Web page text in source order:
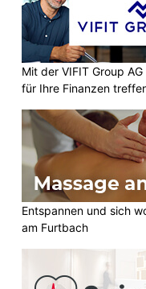
Mit der VIFIT Group
für Ihre Finanzen
Entspannen und sich
am Furtbach